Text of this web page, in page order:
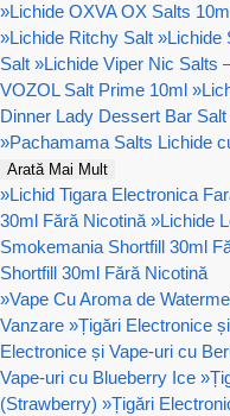
»Lichide OXVA OX Salts
»Lichide Ritchy Salt »Lichide
Salt »Lichide Viper Nic Salts
VOZOL Salt Prime 10ml »
Dinner Lady Dessert Bar Salt
»Pachamama Salts Lichide
Arată Mai Mult
»Lichid Tigara Electronica
30ml Fără Nicotină »Lichide
Smokemania Shortfill 30ml
Shortfill 30ml Fără Nicotină
»Vape Cu Aroma de
Vanzare »Țigări Electronice
Electronice și Vape-uri cu
Vape-uri cu Blueberry Ice »
(Strawberry) »Țigări